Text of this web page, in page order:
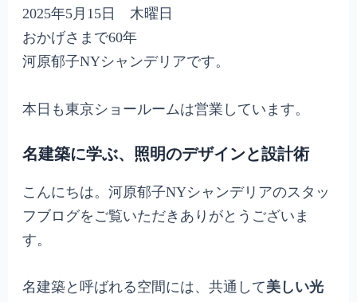
2025年5月15日 木曜日
おかげさまで60年
河原郁子NYシャンデリアです。
本日も東京ショールームは営業しています。
名建築に学ぶ、照明のデザインと設計術
こんにちは。河原郁子NYシャンデリアのスタッ
フブログをご覧いただきありがとうございま
す。
名建築と呼ばれる空間には、共通して美しい光